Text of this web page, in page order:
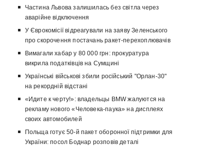
Частина Львова залишилась без світла через
аварійне відключення
У Єврокомісії відреагували на заяву Зеленського
про скорочення постачань ракет-перехоплювачів
Вимагали хабар у 80 000 грн: прокуратура
викрила податківців на Сумщині
Українські військові збили російський "Орлан-30"
на рекордній відстані
«Идите к черту!»: владельцы BMW жалуются на
рекламу нового «Человека-паука» на дисплеях
своих автомобилей
Польща готує 50-й пакет оборонної підтримки для
України: посол Боднар розповів деталі